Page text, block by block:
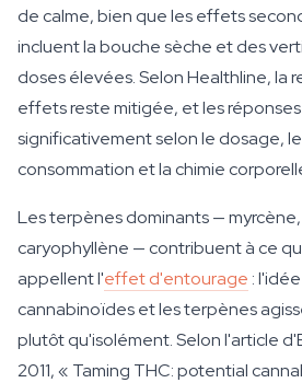
de calme, bien que les effets
incluent la bouche sèche et des
doses élevées. Selon Healthline, la
effets reste mitigée, et les
significativement selon le dosage,
consommation et la chimie
Les terpènes dominants —
caryophyllène — contribuent à ce
appellent l'effet d'entourage :
cannabinoïdes et les terpènes
plutôt qu'isolément. Selon l'article
2011, « Taming THC: potential